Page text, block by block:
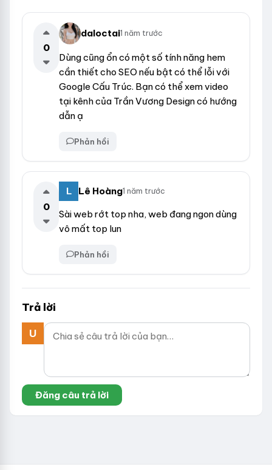
0
daloctai1 năm trước
Dùng cũng ổn có một số tính năng hem
cần thiết cho SEO nếu bật có thể lỗi với
Google Cấu Trúc. Bạn có thể xem video
tại kênh của Trần Vương Design có hướng
dẫn ạ
Phản hồi
0
Lê Hoàng1 năm trước
Sài web rớt top nha, web đang ngon dùng
vô mất top lun
Phản hồi
Trả lời